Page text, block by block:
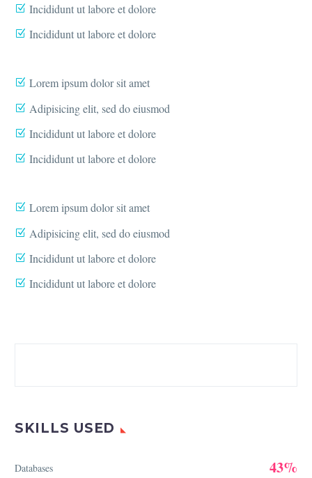
Incididunt ut labore et dolore
Incididunt ut labore et dolore
Lorem ipsum dolor sit amet
Adipisicing elit, sed do eiusmod
Incididunt ut labore et dolore
Incididunt ut labore et dolore
Lorem ipsum dolor sit amet
Adipisicing elit, sed do eiusmod
Incididunt ut labore et dolore
Incididunt ut labore et dolore
SKILLS USED
Databases 43%